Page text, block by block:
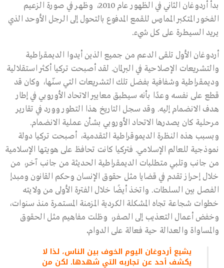
بدأ أردوغان الثاني في الظهور عام 2010، وظهر في صورة الزعيم
الفخور المتكبر الممارس للقمع المدفوع بالتحول إلى الرجل الأوحد الذي
يريد السيطرة على كل شيء.
أردوغان الأول تلقى الدعم من جميع الذين أيدوا الديمقراطية
والتشريعات الإصلاحية في البرلمان. لقد أصبحت تركيا أكثر استقلالية
وديمقراطية وشفافية بفضل تلك التشريعات التي سنّها، وكان قد
قطع على نفسه وعدًا بأنه سيطبق معايير الاتحاد الأوروبي في إطار
هدف الانضمام إليه. وقد سجل التاريخ هذا التطور وورد في تقارير
مرحلية كان يصدرها الاتحاد الأوروبي بشأن عملية الانضمام.
وبسبب هذه النظرة الديموقراطية التقدمية، أصبحت تركيا دولة
نموذجية للعالم الإسلامي. فتركيا كانت تحافظ على هويتها الإسلامية
من جانب وتلبي متطلبات الديمقراطية الحديثة من جانب آخر، من
خلال إحراز تقدم في قضايا مثل حقوق الإنسان وحكم القانون ومبدإ
الفصل بين السلطات. واتخذ أيضًا خلال الفترة الأولى من ولايته
خطوات شجاعة تجاه المشكلة الكردية المزمنة المستمرة منذ سنوات،
وخفض أعمال التعذيب إلى الصفر، وظلت مفاهيم مثل الحقوق
والمساواة والعدالة حية فعالة على الدوام.
يشيع أردوغان اليوم الخوف بين الناس، لذا لا
يكشف أحد عن تجاربه التي شهدها. لكن من